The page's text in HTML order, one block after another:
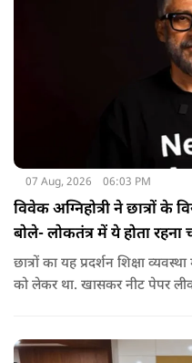
07 Aug, 2026 06:03 PM
विवेक अग्निहोत्री ने छात्रों के
बोले- लोकतंत्र में ये होता रहना
छात्रों का यह प्रदर्शन शिक्षा
को लेकर था. खासकर नीट पेपर